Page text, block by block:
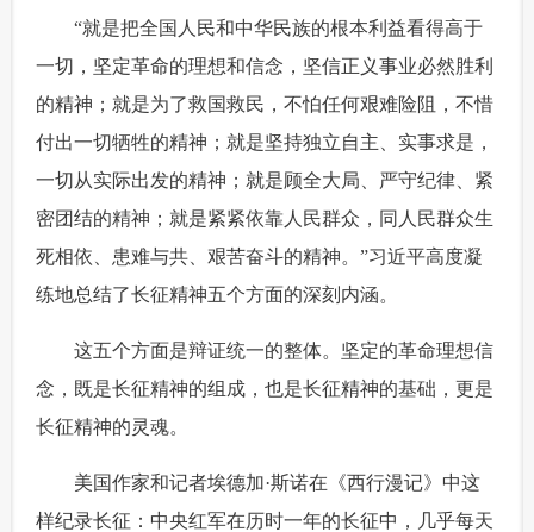
“就是把全国人民和中华民族的根本利益看得高于
一切，坚定革命的理想和信念，坚信正义事业必然胜利
的精神；就是为了救国救民，不怕任何艰难险阻，不惜
付出一切牺牲的精神；就是坚持独立自主、实事求是，
一切从实际出发的精神；就是顾全大局、严守纪律、紧
密团结的精神；就是紧紧依靠人民群众，同人民群众生
死相依、患难与共、艰苦奋斗的精神。”习近平高度凝
练地总结了长征精神五个方面的深刻内涵。
这五个方面是辩证统一的整体。坚定的革命理想信
念，既是长征精神的组成，也是长征精神的基础，更是
长征精神的灵魂。
美国作家和记者埃德加·斯诺在《西行漫记》中这
样纪录长征：中央红军在历时一年的长征中，几乎每天